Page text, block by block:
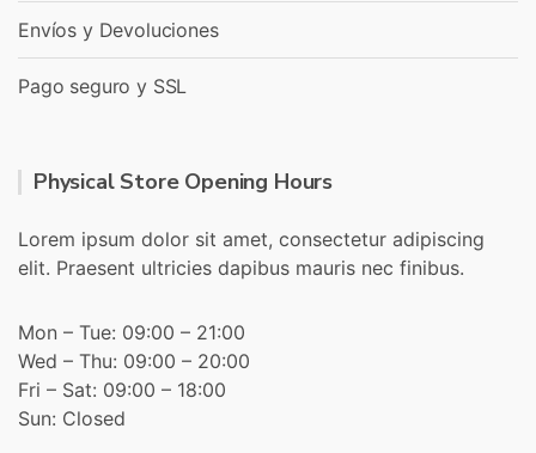
Envíos y Devoluciones
Pago seguro y SSL
Physical Store Opening Hours
Lorem ipsum dolor sit amet, consectetur adipiscing
elit. Praesent ultricies dapibus mauris nec finibus.
Mon – Tue: 09:00 – 21:00
Wed – Thu: 09:00 – 20:00
Fri – Sat: 09:00 – 18:00
Sun: Closed